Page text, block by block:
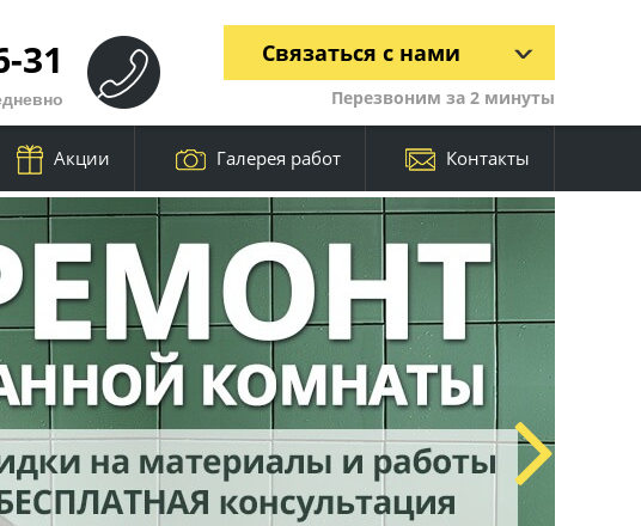
31 Связаться с нами
Перезвоним за 2 минуты
Акции Галерея работ Контакты